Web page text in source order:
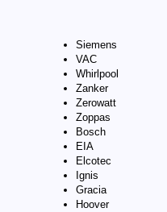
Siemens
VAC
Whirlpool
Zanker
Zerowatt
Zoppas
Bosch
EIA
Elcotec
Ignis
Gracia
Hoover